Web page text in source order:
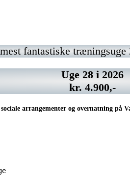
fantastiske træningsuge
Uge 28 i 2026
kr. 4.900,-
arrangementer og overnatning på